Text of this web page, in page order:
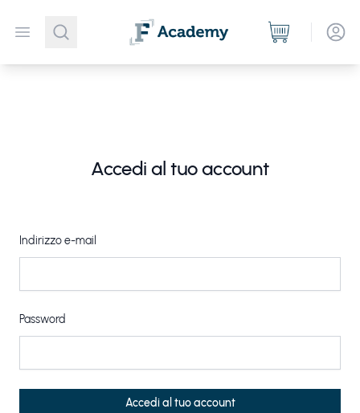
Open menu
Accedi al tuo account
Indirizzo e-mail
Password
Accedi al tuo account